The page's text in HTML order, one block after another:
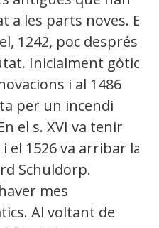
les parts noves. Es
1242, poc després
Inicialment gòtica
i al 1486
per un incendi
el s. XVI va tenir
el 1526 va arribar la
Schuldorp.
mes
Al voltant de